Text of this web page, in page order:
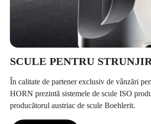
SCULE PENTRU
În calitate de partener exclusiv de vânzări
HORN prezintă sistemele de scule ISO
producătorul austriac de scule Boehlerit.